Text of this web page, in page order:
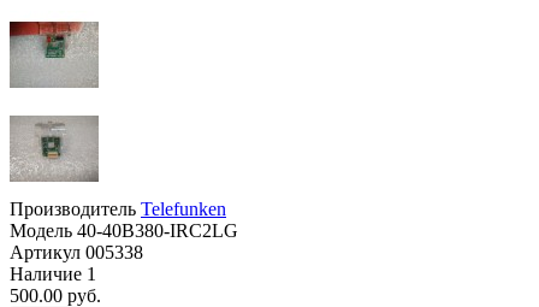
Производитель Telefunken
Модель 40-40B380-IRC2LG
Артикул 005338
Наличие 1
500.00 руб.